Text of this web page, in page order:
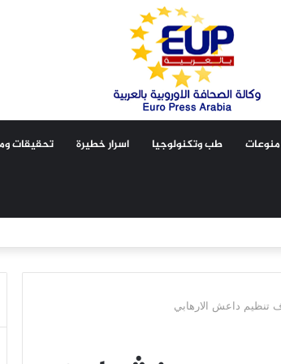
منوعات طب وتكنولوجيا اسرار خطيرة تحقيقات